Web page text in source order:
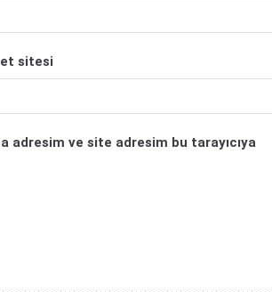
sitesi
adresim ve site adresim bu tarayıcıya